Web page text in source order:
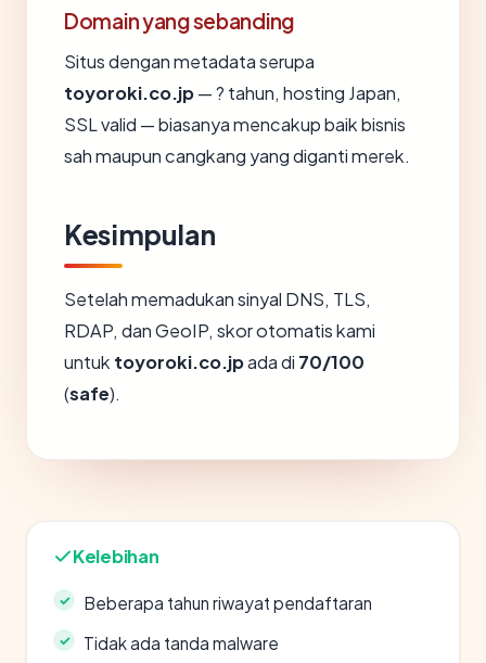
Domain yang sebanding
Situs dengan metadata serupa
toyoroki.co.jp— ? tahun, hosting Japan,
SSL valid — biasanya mencakup baik bisnis
sah maupun cangkang yang diganti merek.
Kesimpulan
Setelah memadukan sinyal DNS, TLS,
RDAP, dan GeoIP, skor otomatis kami
untuk toyoroki.co.jpada di 70/100
(safe).
Kelebihan
Beberapa tahun riwayat pendaftaran
Tidak ada tanda malware